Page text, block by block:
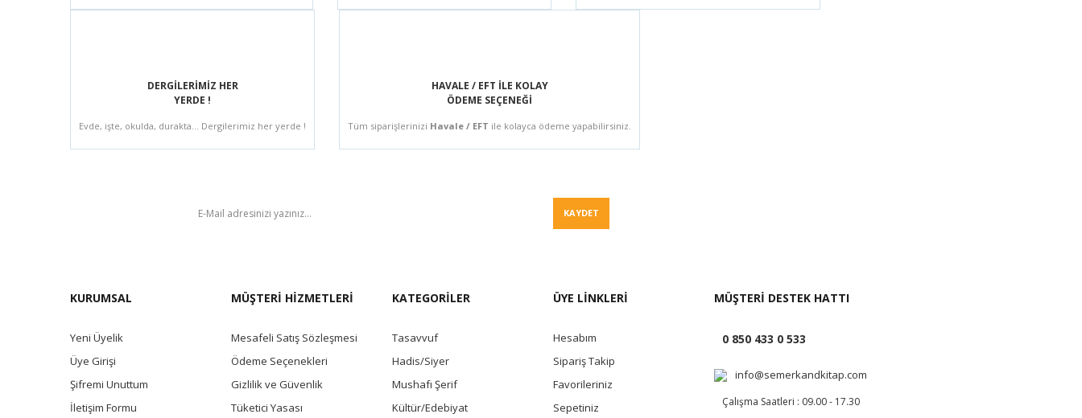
DERGİLERİMİZ HER
YERDE !
Evde, işte, okulda, durakta... Dergilerimiz her yerde !
HAVALE / EFT İLE KOLAY
ÖDEME SEÇENEĞİ
Tüm siparişlerinizi Havale / EFT ile kolayca ödeme yapabilirsiniz.
KAYDET
KURUMSAL
Yeni Üyelik
Üye Girişi
Şifremi Unuttum
İletişim Formu
MÜŞTERİ HİZMETLERİ
Mesafeli Satış Sözleşmesi
Ödeme Seçenekleri
Gizlilik ve Güvenlik
Tüketici Yasası
KATEGORİLER
Tasavvuf
Hadis/Siyer
Mushafı Şerif
Kültür/Edebiyat
ÜYE LİNKLERİ
Hesabım
Sipariş Takip
Favorileriniz
Sepetiniz
MÜŞTERİ DESTEK HATTI
0 850 433 0 533
info@semerkandkitap.com
Çalışma Saatleri : 09.00 - 17.30